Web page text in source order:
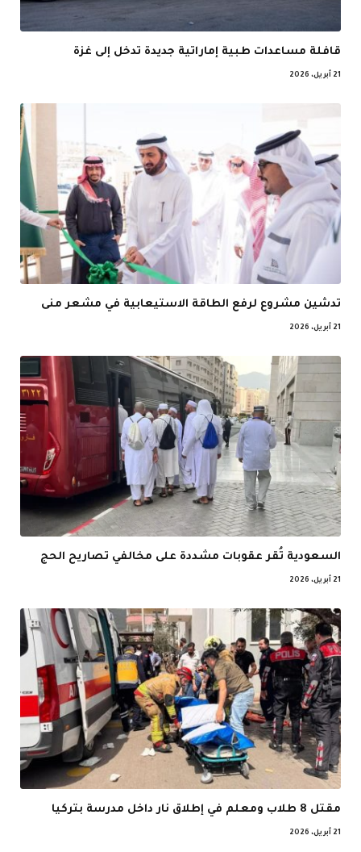
قافلة مساعدات طبية إماراتية جديدة تدخل إلى غزة
21 أبريل، 2026
تدشين مشروع لرفع الطاقة الاستيعابية في مشعر منى
21 أبريل، 2026
السعودية تُقر عقوبات مشددة على مخالفي تصاريح الحج
21 أبريل، 2026
مقتل 8 طلاب ومعلم في إطلاق نار داخل مدرسة بتركيا
21 أبريل، 2026